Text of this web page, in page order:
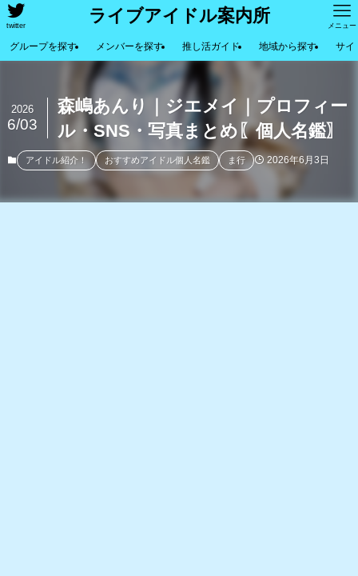
ライブアイドル案内所
twitter メニュー
グループを探す メンバーを探す 推し活ガイド 地域から探す サイ
森嶋あんり｜ジエメイ｜プロフィー
ル・SNS・写真まとめ〖個人名鑑〗
2026
6/03
アイドル紹介！ おすすめアイドル個人名鑑 ま行 2026年6月3日